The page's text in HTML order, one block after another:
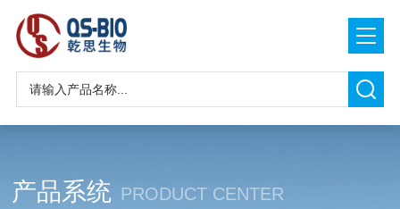
产品系统 PRODUCT CENTER